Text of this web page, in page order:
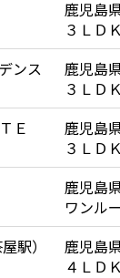
鹿児島
３ＬＤＫ
ンス
鹿児島
３ＬＤＫ
Ｅ
鹿児島
３ＬＤＫ
鹿児島
ワンル
駅）
鹿児島
４ＬＤＫ